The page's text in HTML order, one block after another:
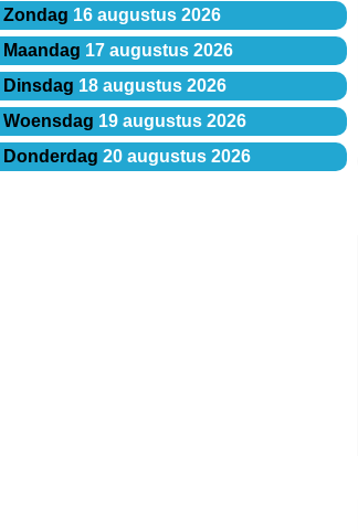
Zondag 16 augustus 2026
Maandag 17 augustus 2026
Dinsdag 18 augustus 2026
Woensdag 19 augustus 2026
Donderdag 20 augustus 2026